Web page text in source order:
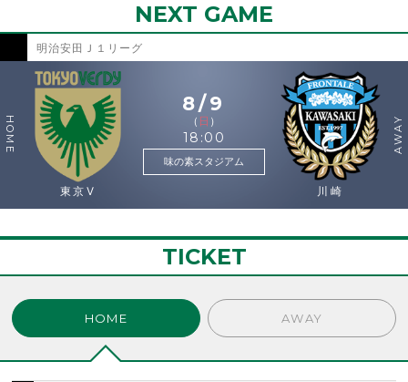
NEXT GAME
明治安田Ｊ１リーグ
HOME
東京V
8/9
（ 日 ）
18:00
味の素スタジアム
川崎
AWAY
TICKET
HOME AWAY